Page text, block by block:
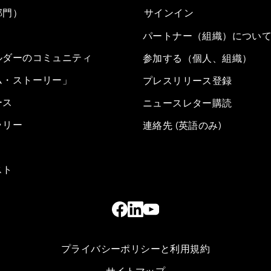
）
ーのコミュニティ
ストーリー」
リー
サインイン
パートナー（組織）につい
参加する（個人、組織）
プレスリリース登録
ニュースレター購読
連絡先 (英語のみ)
プライバシーポリシーと利用規約